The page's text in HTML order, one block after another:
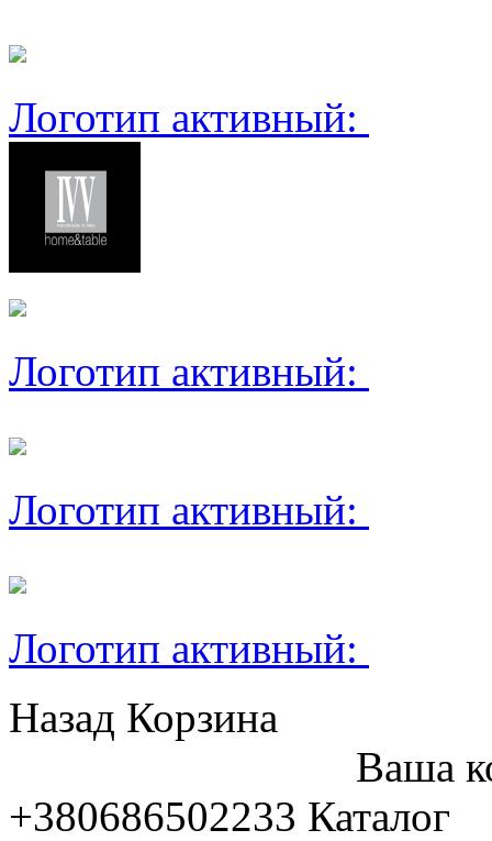
Логотип активный:
Логотип активный:
Логотип активный:
Логотип активный:
Назад Корзина
Ваша
+380686502233 Каталог